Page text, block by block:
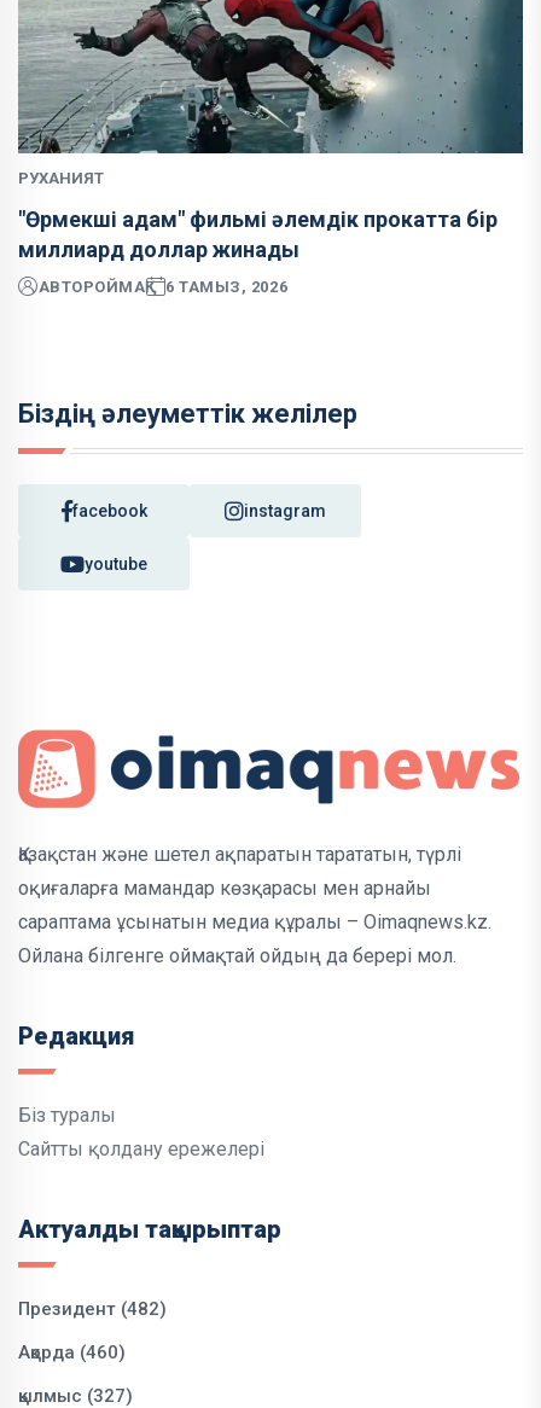
РУХАНИЯТ
"Өрмекші адам" фильмі әлемдік прокатта бір
миллиард доллар жинады
АВТОРОЙМАҚ 6 ТАМЫЗ, 2026
Біздің әлеуметтік желілер
facebook instagram
youtube
Қазақстан және шетел ақпаратын тарататын, түрлі
оқиғаларға мамандар көзқарасы мен арнайы
сараптама ұсынатын медиа құралы – Oimaqnews.kz.
Ойлана білгенге оймақтай ойдың да берері мол.
Редакция
Біз туралы
Сайтты қолдану ережелері
Актуалды тақырыптар
Президент (482)
Ақорда (460)
қылмыс (327)